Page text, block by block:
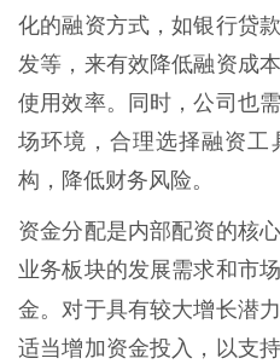
化的融资方式，如银行贷
发等，来有效降低融资成
使用效率。同时，公司也
场环境，合理选择融资
构，降低财务风险。
资金分配是内部配资的核
业务板块的发展需求和市
金。对于具有较大增长潜
适当增加资金投入，以支